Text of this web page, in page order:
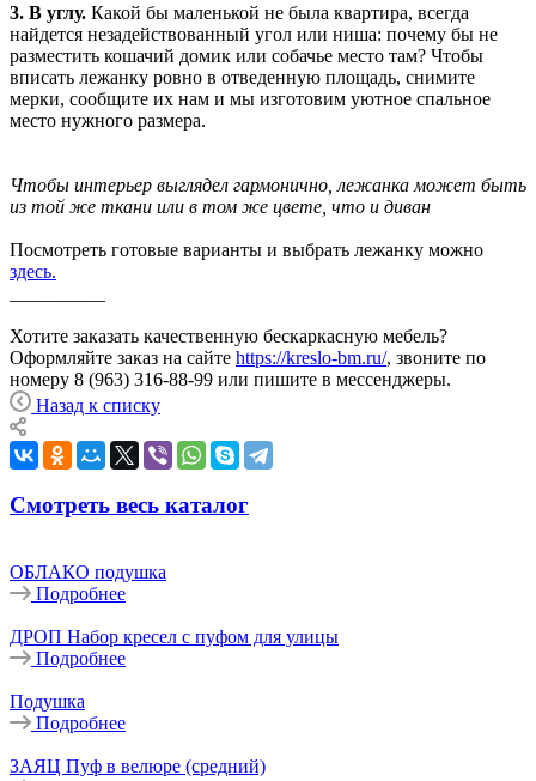
3. В углу. Какой бы маленькой не была квартира, всегда
найдется незадействованный угол или ниша: почему бы не
разместить кошачий домик или собачье место там? Чтобы
вписать лежанку ровно в отведенную площадь, снимите
мерки, сообщите их нам и мы изготовим уютное спальное
место нужного размера.
Чтобы интерьер выглядел гармонично, лежанка может быть
из той же ткани или в том же цвете, что и диван
Посмотреть готовые варианты и выбрать лежанку можно
здесь.
Хотите заказать качественную бескаркасную мебель?
Оформляйте заказ на сайте https://kreslo-bm.ru/, звоните по
номеру 8 (963) 316-88-99 или пишите в мессенджеры.
Назад к списку
Смотреть весь каталог
ОБЛАКО подушка
Подробнее
ДРОП Набор кресел с пуфом для улицы
Подробнее
Подушка
Подробнее
ЗАЯЦ Пуф в велюре (средний)